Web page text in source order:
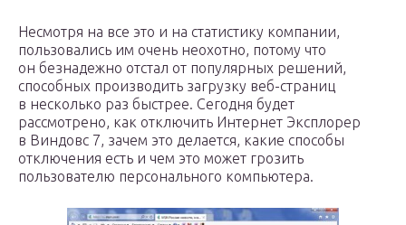
Несмотря на все это и на статистику компании,
пользовались им очень неохотно, потому что
он безнадежно отстал от популярных решений,
способных производить загрузку веб-страниц
в несколько раз быстрее. Сегодня будет
рассмотрено, как отключить Интернет Эксплорер
в Виндовс 7, зачем это делается, какие способы
отключения есть и чем это может грозить
пользователю персонального компьютера.